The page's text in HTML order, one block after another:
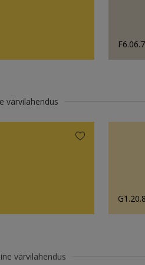
värvilahendus
värvilahendus